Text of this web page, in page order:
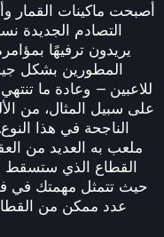
أصبحت ماكينات القمار
التصادم الجديدة
يريدون ترفيهًا
المطورين بشكل
للاعبين — وعادة ما
الناجحة في هذا
ملعب به العديد من
القطاع الذي ستسقط
عدد ممكن من